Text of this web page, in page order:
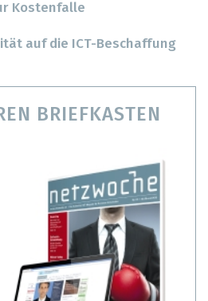
Kostenfalle
auf die ICT-Beschaffung
BRIEFKASTEN